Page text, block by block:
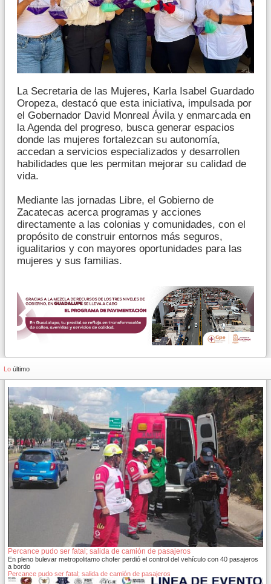
La Secretaria de las Mujeres, Karla Isabel Guardado
Oropeza, destacó que esta iniciativa, impulsada por
el Gobernador David Monreal Ávila y enmarcada en
la Agenda del progreso, busca generar espacios
donde las mujeres fortalezcan su autonomía,
accedan a servicios especializados y desarrollen
habilidades que les permitan mejorar su calidad de
vida.
Mediante las jornadas Libre, el Gobierno de
Zacatecas acerca programas y acciones
directamente a las colonias y comunidades, con el
propósito de construir entornos más seguros,
igualitarios y con mayores oportunidades para las
mujeres y sus familias.
Lo último
Percance pudo ser fatal; salida de camión de pasajeros
En pleno bulevar metropolitamo chofer perdió el control del vehículo con 40 pasajeros
a bordo
Percance pudo ser fatal; salida de camión de pasajeros